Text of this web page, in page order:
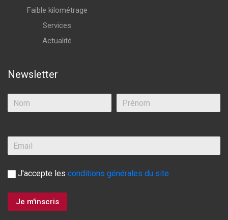
Faible kilométrage
Services
Actualité
Newsletter
J'accepte les conditions générales du site